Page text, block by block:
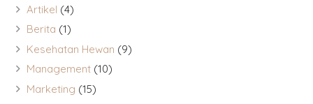
Artikel (4)
Berita (1)
Kesehatan Hewan (9)
Management(10)
Marketing (15)